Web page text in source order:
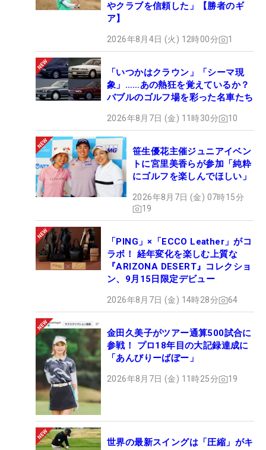
やクラブを信頼した」【勝者のギ
ア】
2026年8月4日 (火) 12時00分 1
「いつかはクラウン」「シーマ現
象」……あの熱狂を覚えているか？
バブルのゴルフ場を彩った名車たち
2026年8月7日 (金) 11時30分 10
笹生優花主催ジュニアイベン
トに宮里美香らが参加「純粋
にゴルフを楽しんでほしい」
2026年8月7日 (金) 07時15分
19
「PING」×「ECCO Leather」がコ
ラボ！ 経年変化を楽しむ上質な
『ARIZONA DESERT』コレクショ
ン、9月15日限定デビュー
2026年8月7日 (金) 14時28分 64
金田久美子がツアー通算500試合に
参戦！ プロ18年目の大記録達成に
「あんびりーばぼー」
2026年8月7日 (金) 11時25分 19
世界の最新スイングは「圧縮」がキ